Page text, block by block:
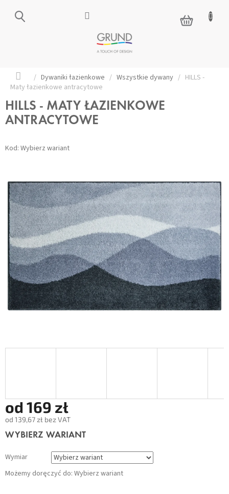
KOSZYK
Home
/ Dywaniki łazienkowe / Wszystkie dywany / HILLS -
Maty łazienkowe antracytowe
HILLS - MATY ŁAZIENKOWE
ANTRACYTOWE
Kod: Wybierz wariant
od 169 zł
od 139,67 zł bez VAT
Cena
WYBIERZ WARIANT
Wymiar
Możemy doręczyć do: Wybierz wariant